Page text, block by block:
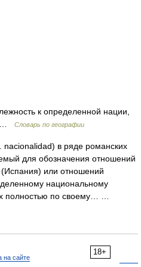
к определенной нации,
…
Словарь по географии
в ряде романских
для обозначения отношений
(Испания) или отношений
национальному
полностью по своему… …
18+
на сайте